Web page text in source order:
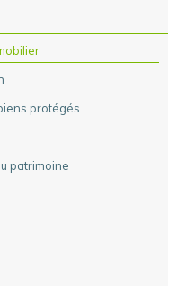
protégés
patrimoine